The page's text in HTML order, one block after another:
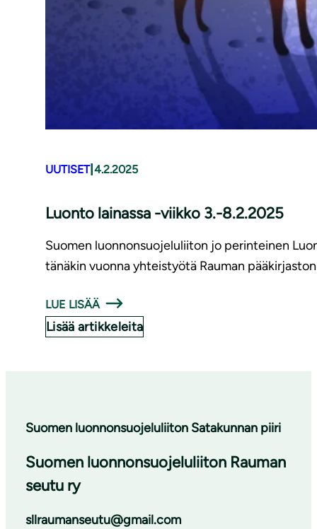
UUTISET| 4.2.2025
Luonto lainassa -viikko 3.-8.2.2025
Suomen luonnonsuojeluliiton jo perinteinen
tänäkin vuonna yhteistyötä Rauman
LUE LISÄÄ
Lisää artikkeleita
Suomen luonnonsuojeluliiton Satakunnan piiri
Suomen luonnonsuojeluliiton Rauman
seutu ry
sllraumanseutu@gmail.com